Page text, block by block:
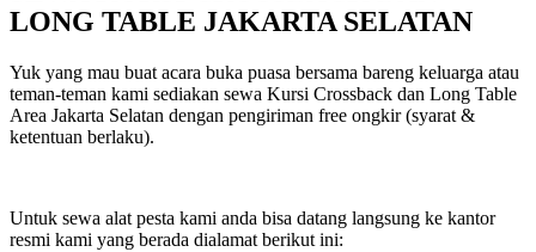
LONG TABLE JAKARTA SELATAN
Yuk yang mau buat acara buka puasa bersama bareng keluarga atau
teman-teman kami sediakan sewa Kursi Crossback dan Long Table
Area Jakarta Selatan dengan pengiriman free ongkir (syarat &
ketentuan berlaku).
Untuk sewa alat pesta kami anda bisa datang langsung ke kantor
resmi kami yang berada dialamat berikut ini: